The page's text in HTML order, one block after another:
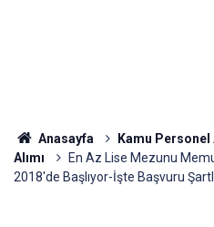
Anasayfa Kamu Personel
Alımı
En Az Lise Mezunu
2018'de Başlıyor-İşte Başvuru